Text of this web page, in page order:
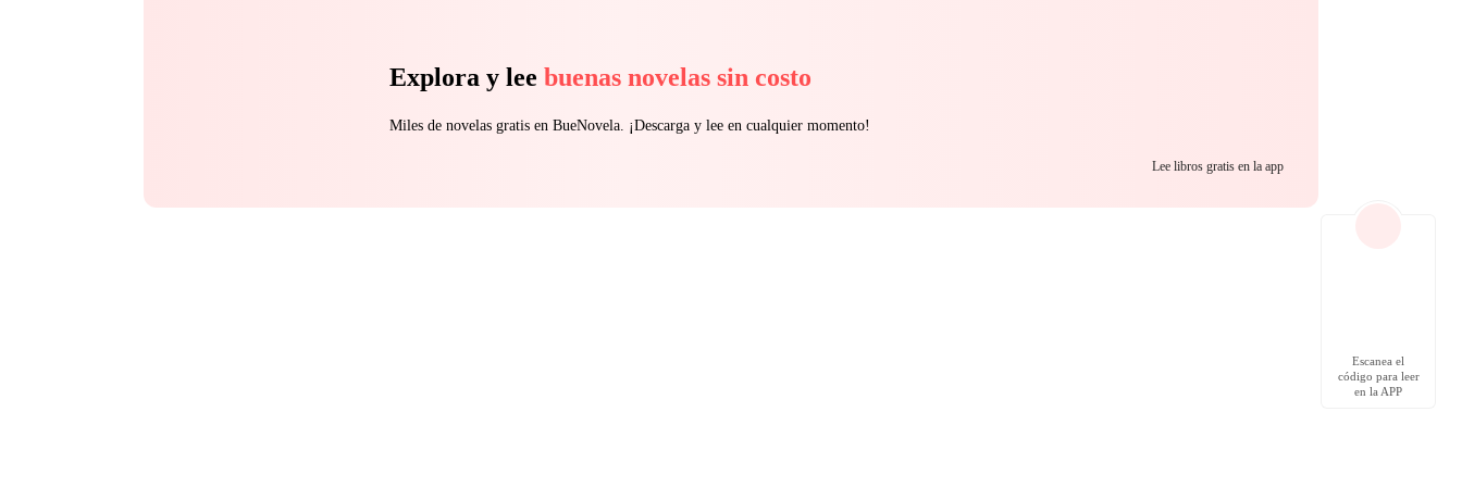
Explora y lee buenas novelas sin costo
Miles de novelas gratis en BueNovela. ¡Descarga y lee en cualquier momento!
Lee libros gratis en la app
Escanea el
código para leer
en la APP